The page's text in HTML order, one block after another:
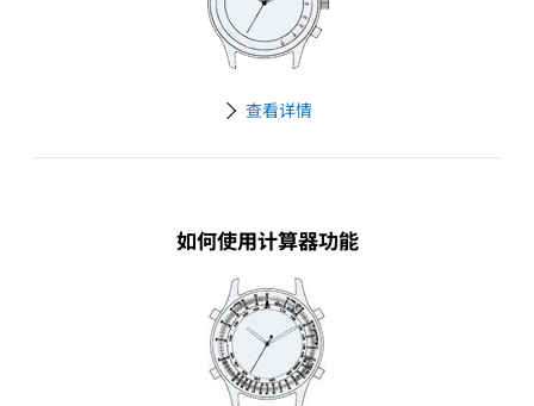
查看详情
如何使用计算器功能